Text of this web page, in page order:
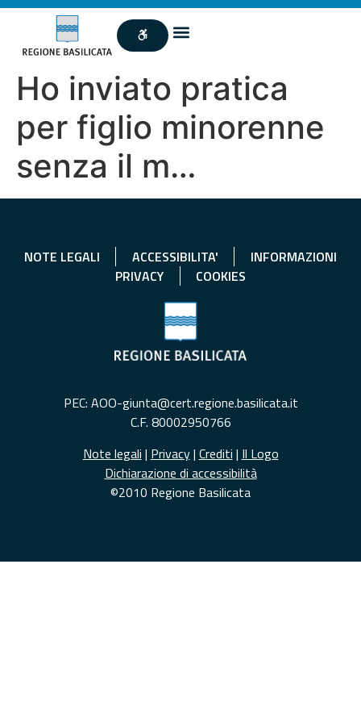
Ho inviato pratica
per figlio minorenne
senza il m…
NOTE LEGALI ACCESSIBILITA'
INFORMAZIONI
PRIVACY
COOKIES
PEC: AOO-giunta@cert.regione.basilicata.it
C.F. 80002950766
Note legali | Privacy| Crediti | Il Logo
Dichiarazione di accessibilità
©2010 Regione Basilicata